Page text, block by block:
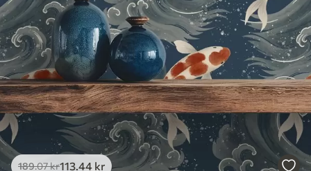
189.07kr113 .44 kr